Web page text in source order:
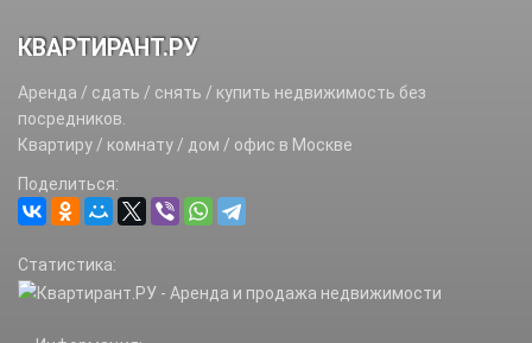
Михайлово-Ярцевское п.
Московский г.
Московский п.
Мосрентген п.
Новофедоровское п.
Роговское п.
Рязановское п.
Троицк г.
Филимонковское п.
КВАРТИРАНТ.РУ
Аренда / сдать / снять / купить недвижимость без
посредников.
Квартиру / комнату / дом / офис в Москве
Поделиться:
Статистика: